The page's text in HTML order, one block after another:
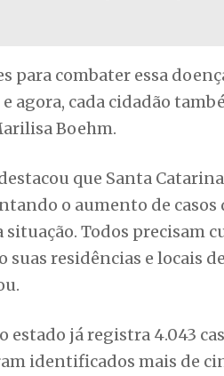
combater essa
agora, cada cidadão
Boehm.
que Santa
o aumento de casos
Todos precisam
residências e locais
estado já registra 4.043
identificados mais de